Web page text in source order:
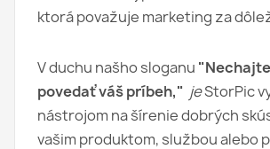
ktorá považuje marketing za
V duchu našho sloganu
povedať váš príbeh," jeStorPic
nástrojom na šírenie dobrých
vašim produktom, službou alebo